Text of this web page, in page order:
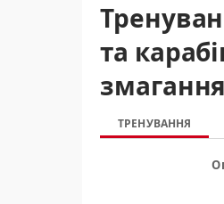
та
ТРЕНУВАННЯ